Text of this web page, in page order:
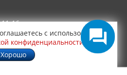
16
с использованием
конфиденциальности
Хорошо